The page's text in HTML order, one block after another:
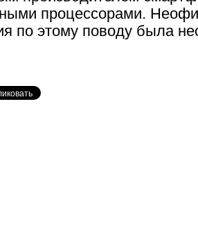
процессорами.
по этому поводу была